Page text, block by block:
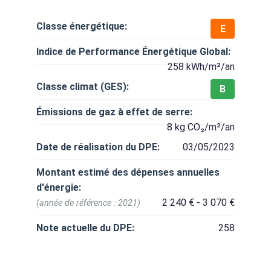
Classe énergétique:
E
Indice de Performance Énergétique Global:
258 kWh/m²/an
Classe climat (GES):
B
Émissions de gaz à effet de serre:
8 kg CO₂/m²/an
Date de réalisation du DPE:
03/05/2023
Montant estimé des dépenses annuelles
d'énergie:
2 240 € - 3 070 €
(année de référence : 2021)
Note actuelle du DPE: 258